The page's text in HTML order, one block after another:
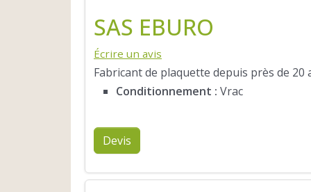
SAS EBURO
Écrire un avis
Fabricant de plaquette depuis près de 20
Conditionnement : Vrac
Devis